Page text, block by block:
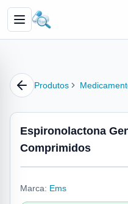
Produtos
Espironolactona
Comprimidos
Marca: Ems